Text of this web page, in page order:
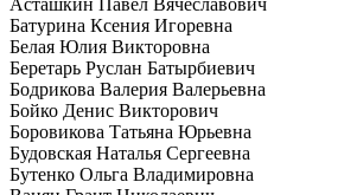
Батурина Ксения Игоревна
Белая Юлия Викторовна
Беретарь Руслан Батырбиевич
Бодрикова Валерия Валерьевна
Бойко Денис Викторович
Боровикова Татьяна Юрьевна
Будовская Наталья Сергеевна
Бутенко Ольга Владимировна